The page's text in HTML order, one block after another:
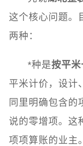
这个核心问题。
两种：
*种是按平
平米计价，设计
同里明确包含的
说的零增项。这
项项算账的业主